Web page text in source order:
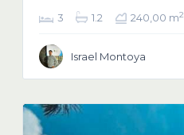
3 1.2 240,00 m2
Israel Montoya